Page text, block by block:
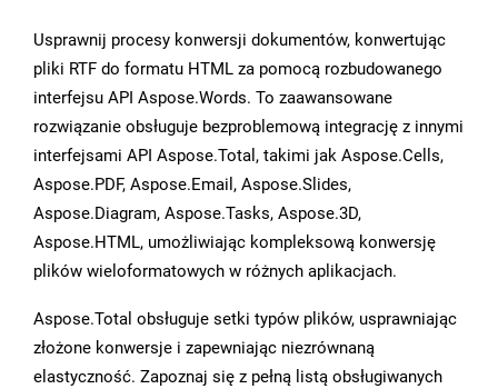
Usprawnij procesy konwersji dokumentów, konwertując
pliki RTF do formatu HTML za pomocą rozbudowanego
interfejsu API Aspose.Words. To zaawansowane
rozwiązanie obsługuje bezproblemową integrację z innymi
interfejsami API Aspose.Total, takimi jak Aspose.Cells,
Aspose.PDF, Aspose.Email, Aspose.Slides,
Aspose.Diagram, Aspose.Tasks, Aspose.3D,
Aspose.HTML, umożliwiając kompleksową konwersję
plików wieloformatowych w różnych aplikacjach.
Aspose.Total obsługuje setki typów plików, usprawniając
złożone konwersje i zapewniając niezrównaną
elastyczność. Zapoznaj się z pełną listą obsługiwanych